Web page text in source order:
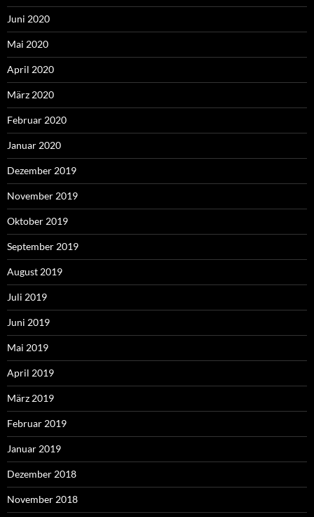
Juni 2020
Mai 2020
April 2020
März 2020
Februar 2020
Januar 2020
Dezember 2019
November 2019
Oktober 2019
September 2019
August 2019
Juli 2019
Juni 2019
Mai 2019
April 2019
März 2019
Februar 2019
Januar 2019
Dezember 2018
November 2018